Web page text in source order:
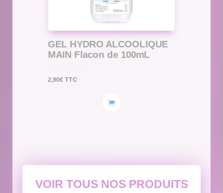
GEL HYDRO ALCOOLIQUE
MAIN Flacon de 100mL
2,90€ TTC
VOIR TOUS NOS PRODUITS